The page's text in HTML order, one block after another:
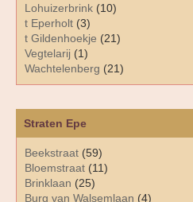
Straten Epe
Beekstraat (59)
Bloemstraat (11)
Brinklaan (25)
Burg van Walsemlaan (4)
Lohuizerbrink (10)
t Eperholt (3)
t Gildenhoekje (21)
Vegtelarij (1)
Wachtelenberg (21)